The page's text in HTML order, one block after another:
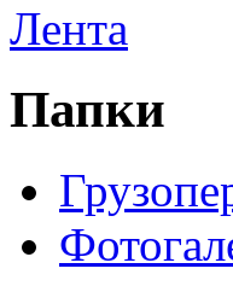
Лента
Папки